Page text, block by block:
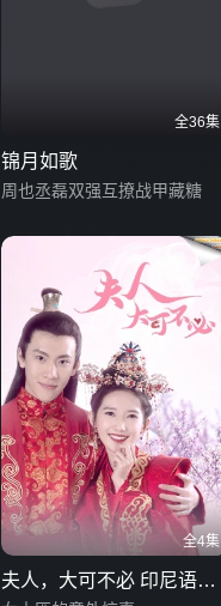
全36集
锦月如歌
周也丞磊双强互撩战甲藏糖
全4集
夫人，大可不必 印尼语字